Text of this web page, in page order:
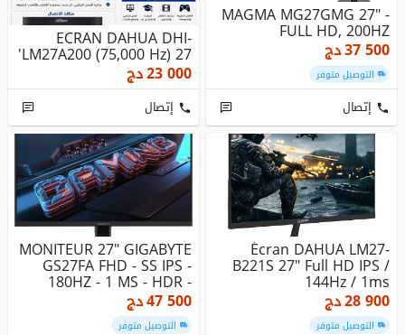
MAGMA MG27GMG 27" -
FULL HD, 200HZ
37 500دج
التوصيل متوفر
إتصال
ECRAN DAHUA DHI-
LM27A200 (75,000 Hz) 27'
23 000دج
إتصال
Écran DAHUA LM27-
B221S 27" Full HD IPS /
144Hz / 1ms
28 900دج
التوصيل متوفر
MONITEUR 27" GIGABYTE
GS27FA FHD - SS IPS -
180HZ - 1 MS - HDR -
AMD F...
47 500دج
التوصيل متوفر